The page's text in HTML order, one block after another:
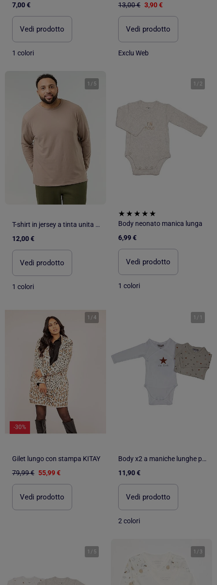
7,00 €
Vedi prodotto
1 colori
13,00 € 3,90 €
Vedi prodotto
Exclu Web
1 / 5
T-shirt in jersey a tinta unita a maniche lunghe
12,00 €
Vedi prodotto
1 colori
1 / 2
Body neonato manica lunga
6,99 €
Vedi prodotto
1 colori
1 /4
-30%
Gilet lungo con stampa KITAY
79,99 € 55,99 €
Vedi prodotto
1 / 1
Body x2 a maniche lunghe per neonati Les Chatounets "STAR
11,90 €
Vedi prodotto
2 colori
1 / 5 1 / 3